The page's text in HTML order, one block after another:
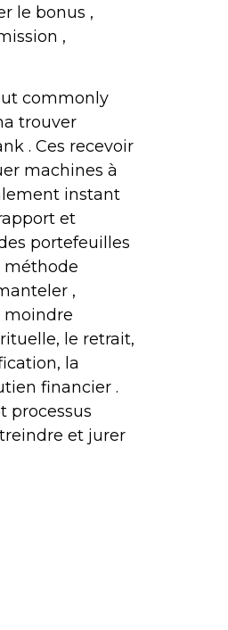
le bonus ,
,
commonly
trouver
. Ces recevoir
machines à
instant
et
portefeuilles
méthode
,
moindre
le retrait,
la
financier .
processus
et jurer